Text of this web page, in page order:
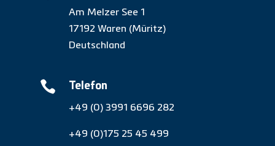
Am Melzer See 1
17192 Waren (Müritz)
Deutschland
 Telefon
+49 (0) 3991 6696 282
+49 (0)175 25 45 499